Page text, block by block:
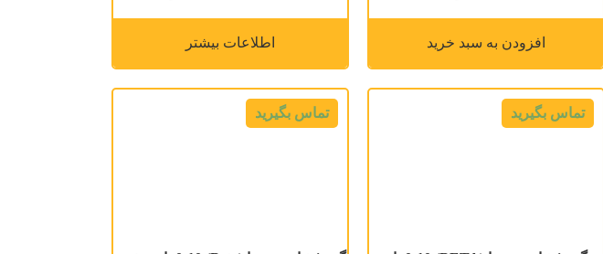
افزودن به سبد خرید اطلاعات بیشتر
تماس بگیرید تماس بگیرید